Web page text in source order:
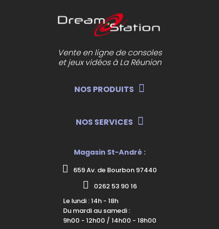
Vente en ligne de consoles
et jeux vidéos à La Réunion
NOS PRODUITS
NOS SERVICES
Magasin St-André :
659 Av. de Bourbon 97440
0262 53 90 16
Le lundi : 14h - 18h
Du mardi au samedi :
9h00 - 12h00 / 14h00 - 18h00